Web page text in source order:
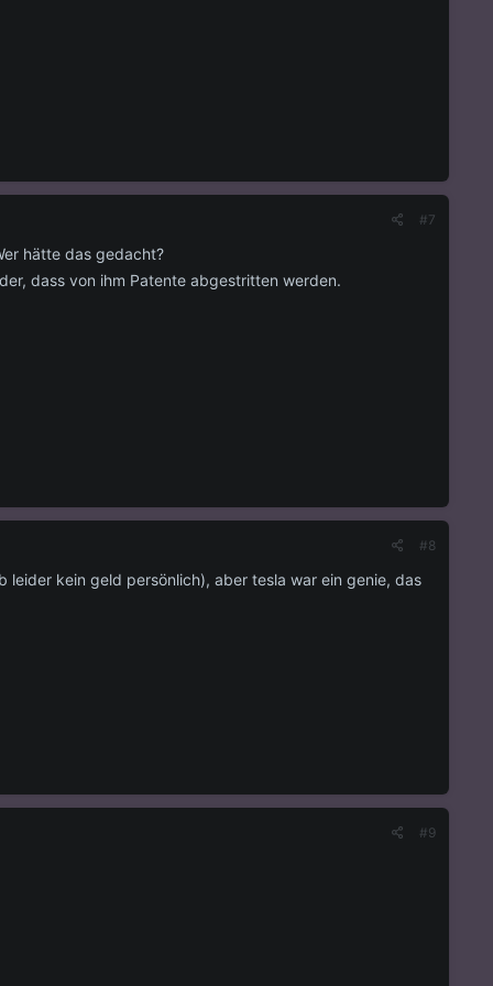
#7
hätte das gedacht?
dass von ihm Patente abgestritten werden.
#8
kein geld persönlich), aber tesla war ein genie, das
#9